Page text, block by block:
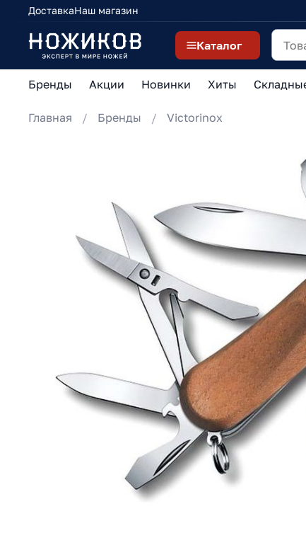
ДоставкаНаш магазин
Каталог
Бренды Акции Новинки Хиты
Главная Бренды Victorinox